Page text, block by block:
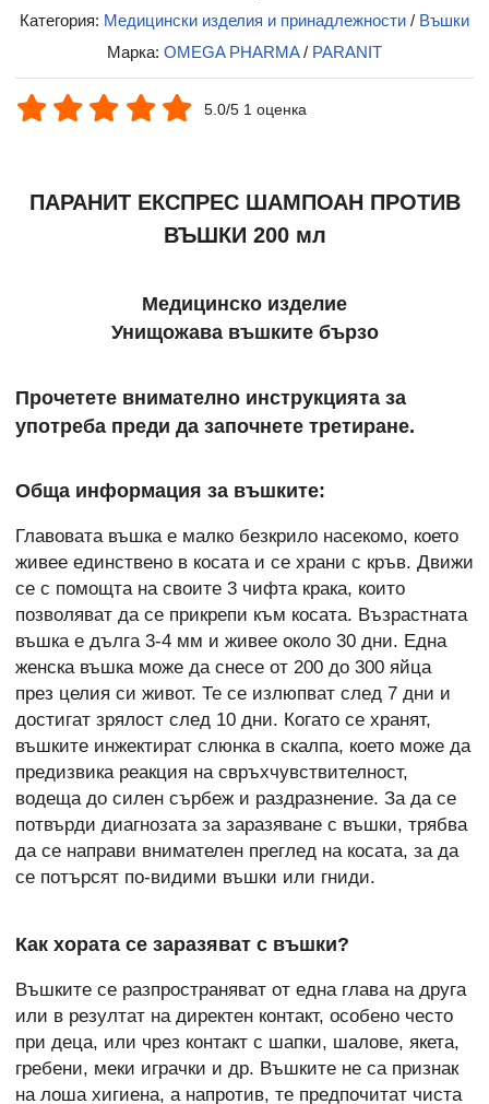
Категория: Медицински изделия и принадлежности / Въшки
Марка: OMEGA PHARMA/ PARANIT
5.0/5 1 оценка
ПАРАНИТ ЕКСПРЕС ШАМПОАН ПРОТИВ
ВЪШКИ 200 мл
Медицинско изделие
Унищожава въшките бързо
Прочетете внимателно инструкцията за
употреба преди да започнете третиране.
Обща информация за въшките:
Главовата въшка е малко безкрило насекомо, което
живее единствено в косата и се храни с кръв. Движи
се с помощта на своите 3 чифта крака, които
позволяват да се прикрепи към косата. Възрастната
въшка е дълга 3-4 мм и живее около 30 дни. Една
женска въшка може да снесе от 200 до 300 яйца
през целия си живот. Те се излюпват след 7 дни и
достигат зрялост след 10 дни. Когато се хранят,
въшките инжектират слюнка в скалпа, което може да
предизвика реакция на свръхчувствителност,
водеща до силен сърбеж и раздразнение. За да се
потвърди диагнозата за заразяване с въшки, трябва
да се направи внимателен преглед на косата, за да
се потърсят по-видими въшки или гниди.
Как хората се заразяват с въшки?
Въшките се разпространяват от една глава на друга
или в резултат на директен контакт, особено често
при деца, или чрез контакт с шапки, шалове, якета,
гребени, меки играчки и др. Въшките не са признак
на лоша хигиена, а напротив, те предпочитат чиста